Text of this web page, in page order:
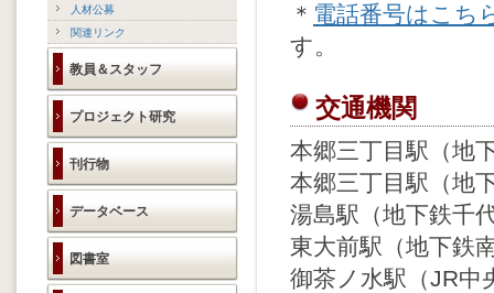
人材公募
関連リンク
教員＆スタッフ
プロジェクト研究
刊行物
データベース
図書室
＊ 電話番号はこち
す。
交通機関
本郷三丁目駅（地
本郷三丁目駅（地
湯島駅（地下鉄千
東大前駅（地下鉄
御茶ノ水駅（JR中